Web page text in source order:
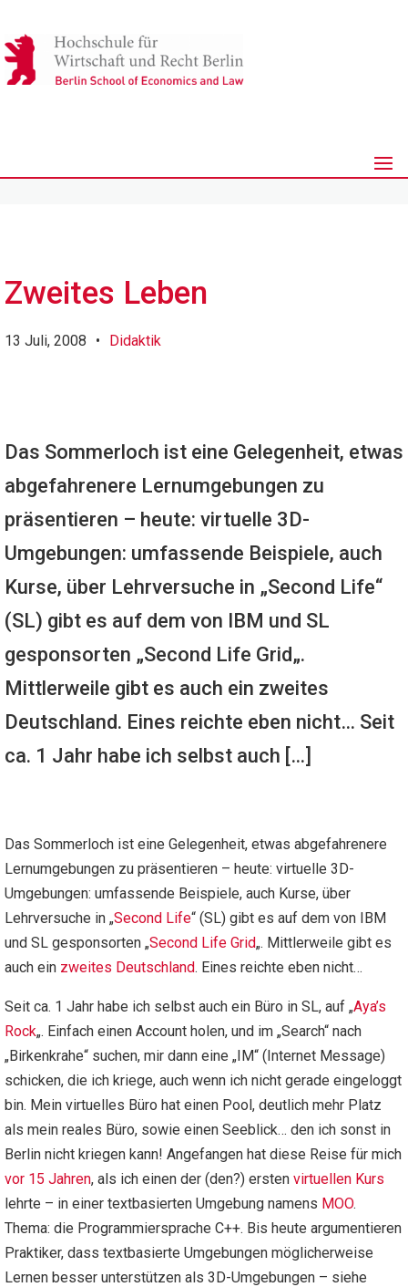
Zweites Leben
13 Juli, 2008 • Didaktik
Das Sommerloch ist eine Gelegenheit, etwas
abgefahrenere Lernumgebungen zu
präsentieren – heute: virtuelle 3D-
Umgebungen: umfassende Beispiele, auch
Kurse, über Lehrversuche in „Second Life“
(SL) gibt es auf dem von IBM und SL
gesponsorten „Second Life Grid„.
Mittlerweile gibt es auch ein zweites
Deutschland. Eines reichte eben nicht… Seit
ca. 1 Jahr habe ich selbst auch […]
Das Sommerloch ist eine Gelegenheit, etwas abgefahrenere
Lernumgebungen zu präsentieren – heute: virtuelle 3D-
Umgebungen: umfassende Beispiele, auch Kurse, über
Lehrversuche in „Second Life“ (SL) gibt es auf dem von IBM
und SL gesponsorten „Second Life Grid„. Mittlerweile gibt es
auch ein zweites Deutschland. Eines reichte eben nicht…
Seit ca. 1 Jahr habe ich selbst auch ein Büro in SL, auf „Aya’s
Rock„. Einfach einen Account holen, und im „Search“ nach
„Birkenkrahe“ suchen, mir dann eine „IM“ (Internet Message)
schicken, die ich kriege, auch wenn ich nicht gerade eingeloggt
bin. Mein virtuelles Büro hat einen Pool, deutlich mehr Platz
als mein reales Büro, sowie einen Seeblick… den ich sonst in
Berlin nicht kriegen kann! Angefangen hat diese Reise für mich
vor 15 Jahren, als ich einen der (den?) ersten virtuellen Kurs
lehrte – in einer textbasierten Umgebung namens MOO.
Thema: die Programmiersprache C++. Bis heute argumentieren
Praktiker, dass textbasierte Umgebungen möglicherweise
Lernen besser unterstützen als 3D-Umgebungen – siehe